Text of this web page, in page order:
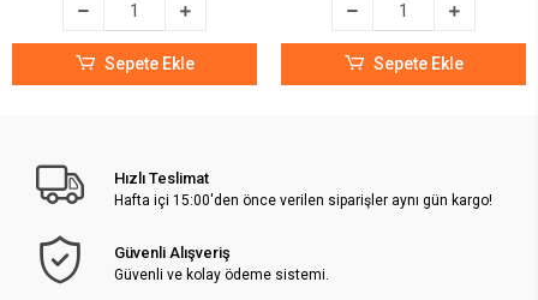
Sepete Ekle Sepete Ekle
Hızlı Teslimat
Hafta içi 15:00'den önce verilen siparişler aynı gün kargo!
Güvenli Alışveriş
Güvenli ve kolay ödeme sistemi.